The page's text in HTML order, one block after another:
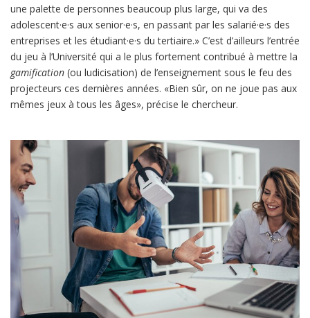
une palette de personnes beaucoup plus large, qui va des
adolescent·e·s aux senior·e·s, en passant par les salarié·e·s des
entreprises et les étudiant·e·s du tertiaire.» C’est d’ailleurs l’entrée
du jeu à l’Université qui a le plus fortement contribué à mettre la
gamification (ou ludicisation) de l’enseignement sous le feu des
projecteurs ces dernières années. «Bien sûr, on ne joue pas aux
mêmes jeux à tous les âges», précise le chercheur.